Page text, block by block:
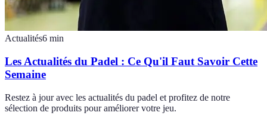
Actualités6 min
Les Actualités du Padel : Ce Qu'il Faut Savoir Cette
Semaine
Restez à jour avec les actualités du padel et profitez de notre
sélection de produits pour améliorer votre jeu.